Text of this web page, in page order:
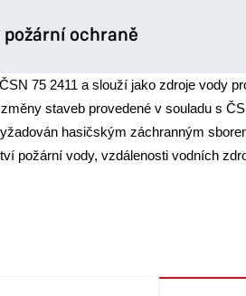
ochraně
75 2411 a slouží jako zdroje vody
staveb provedené v souladu s
hasičským záchranným
požární vody, vzdálenosti vodních